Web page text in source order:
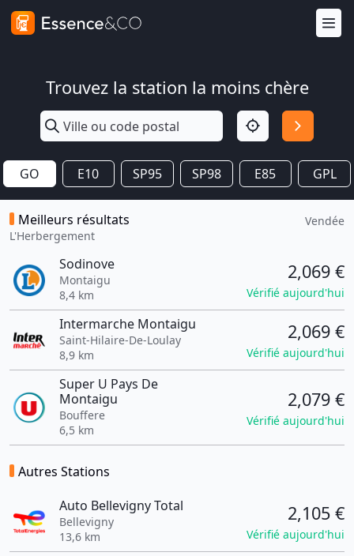
Trouvez la station la moins chère
GO E10 SP95 SP98 E85 GPL
Meilleurs résultats
L'Herbergement
Vendée
Sodinove
Montaigu
8,4 km
2,069 €
Vérifié aujourd'hui
Intermarche Montaigu
Saint-Hilaire-De-Loulay
8,9 km
2,069 €
Vérifié aujourd'hui
Super U Pays De
Montaigu
Bouffere
6,5 km
2,079 €
Vérifié aujourd'hui
Autres Stations
Auto Bellevigny Total
Bellevigny
13,6 km
2,105 €
Vérifié aujourd'hui